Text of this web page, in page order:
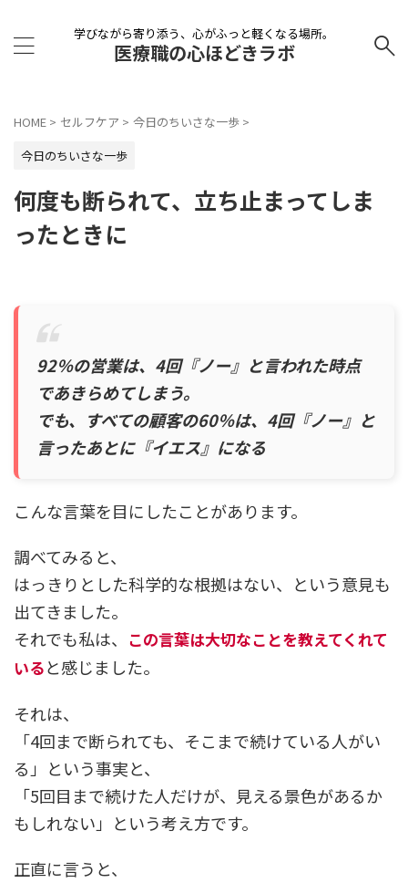
学びながら寄り添う、心がふっと軽くなる場所。
医療職の心ほどきラボ
HOME > セルフケア > 今日のちいさな一歩 >
今日のちいさな一歩
何度も断られて、立ち止まってしま
ったときに
92％の営業は、4回『ノー』と言われた時点
であきらめてしまう。
でも、すべての顧客の60％は、4回『ノー』と
言ったあとに『イエス』になる
こんな言葉を目にしたことがあります。
調べてみると、
はっきりとした科学的な根拠はない、という意見も
出てきました。
それでも私は、 この言葉は大切なことを教えてくれて
いると感じました。
それは、
「4回まで断られても、そこまで続けている人がい
る」という事実と、
「5回目まで続けた人だけが、見える景色があるか
もしれない」という考え方です。
正直に言うと、